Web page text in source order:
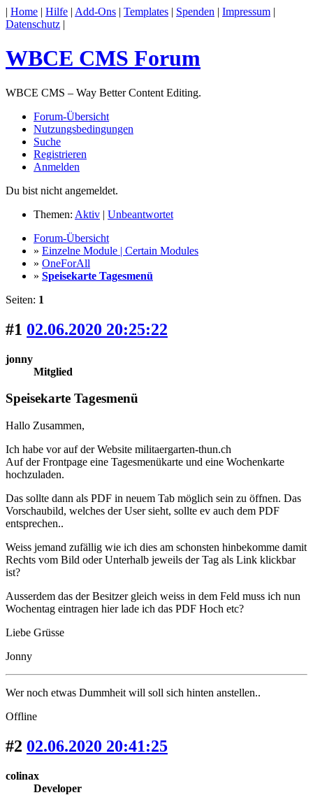
| Home | Hilfe | Add-Ons | Templates | Spenden | Impressum |
Datenschutz |
WBCE CMS Forum
WBCE CMS – Way Better Content Editing.
Forum-Übersicht
Nutzungsbedingungen
Suche
Registrieren
Anmelden
Du bist nicht angemeldet.
Themen: Aktiv | Unbeantwortet
Forum-Übersicht
» Einzelne Module | Certain Modules
» OneForAll
» Speisekarte Tagesmenü
Seiten: 1
#1 02.06.2020 20:25:22
jonny
Mitglied
Speisekarte Tagesmenü
Hallo Zusammen,
Ich habe vor auf der Website militaergarten-thun.ch
Auf der Frontpage eine Tagesmenükarte und eine Wochenkarte
hochzuladen.
Das sollte dann als PDF in neuem Tab möglich sein zu öffnen. Das
Vorschaubild, welches der User sieht, sollte ev auch dem PDF
entsprechen..
Weiss jemand zufällig wie ich dies am schonsten hinbekomme damit
Rechts vom Bild oder Unterhalb jeweils der Tag als Link klickbar
ist?
Ausserdem das der Besitzer gleich weiss in dem Feld muss ich nun
Wochentag eintragen hier lade ich das PDF Hoch etc?
Liebe Grüsse
Jonny
Wer noch etwas Dummheit will soll sich hinten anstellen..
Offline
#2 02.06.2020 20:41:25
colinax
Developer